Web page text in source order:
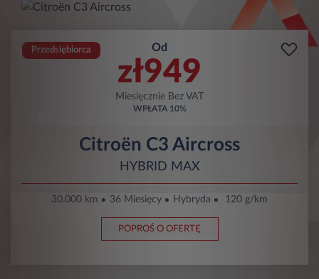
Przedsiębiorca Od
zł949
Miesięcznie Bez VAT
WPŁATA 10%
Citroën C3 Aircross
HYBRID MAX
30.000 km 36 Miesięcy Hybryda 120 g/km
POPROŚ O OFERTĘ